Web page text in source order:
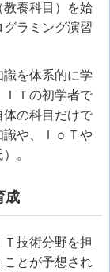
教養科目）を始
ラミング演習
識を体系的に学
Ｔの初学者で
体の科目だけで
識や、ＩｏＴや
。
成
技術分野を担
ことが予想され